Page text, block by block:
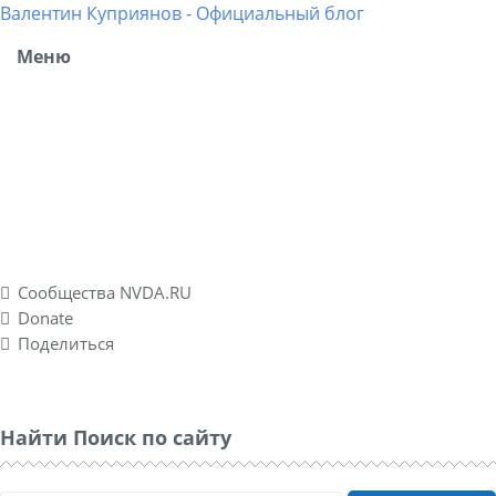
Валентин Куприянов - Официальный блог
Меню
Сообщества NVDA.RU
Donate
Поделиться
Найти Поиск по сайту